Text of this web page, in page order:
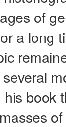
of
a long
book